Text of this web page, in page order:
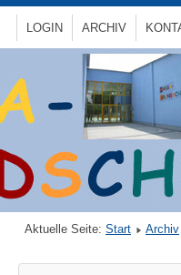
ARCHIV
LOGIN
Aktuelle Seite: Start Archiv